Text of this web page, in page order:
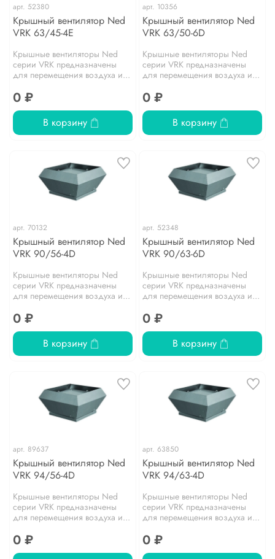
арт. 52380
Крышный вентилятор Ned
VRK 63/45-4E
Крышные вентиляторы Ned
серии VRK предназначены
для перемещения воздуха и...
0 ₽
В корзину
арт. 10356
Крышный вентилятор Ned
VRK 63/50-6D
Крышные вентиляторы Ned
серии VRK предназначены
для перемещения воздуха и...
0 ₽
В корзину
арт. 70132
Крышный вентилятор Ned
VRK 90/56-4D
Крышные вентиляторы Ned
серии VRK предназначены
для перемещения воздуха и...
0 ₽
В корзину
арт. 52348
Крышный вентилятор Ned
VRK 90/63-6D
Крышные вентиляторы Ned
серии VRK предназначены
для перемещения воздуха и...
0 ₽
В корзину
арт. 89637
Крышный вентилятор Ned
VRK 94/56-4D
Крышные вентиляторы Ned
серии VRK предназначены
для перемещения воздуха и...
0 ₽
арт. 63850
Крышный вентилятор Ned
VRK 94/63-4D
Крышные вентиляторы Ned
серии VRK предназначены
для перемещения воздуха и...
0 ₽